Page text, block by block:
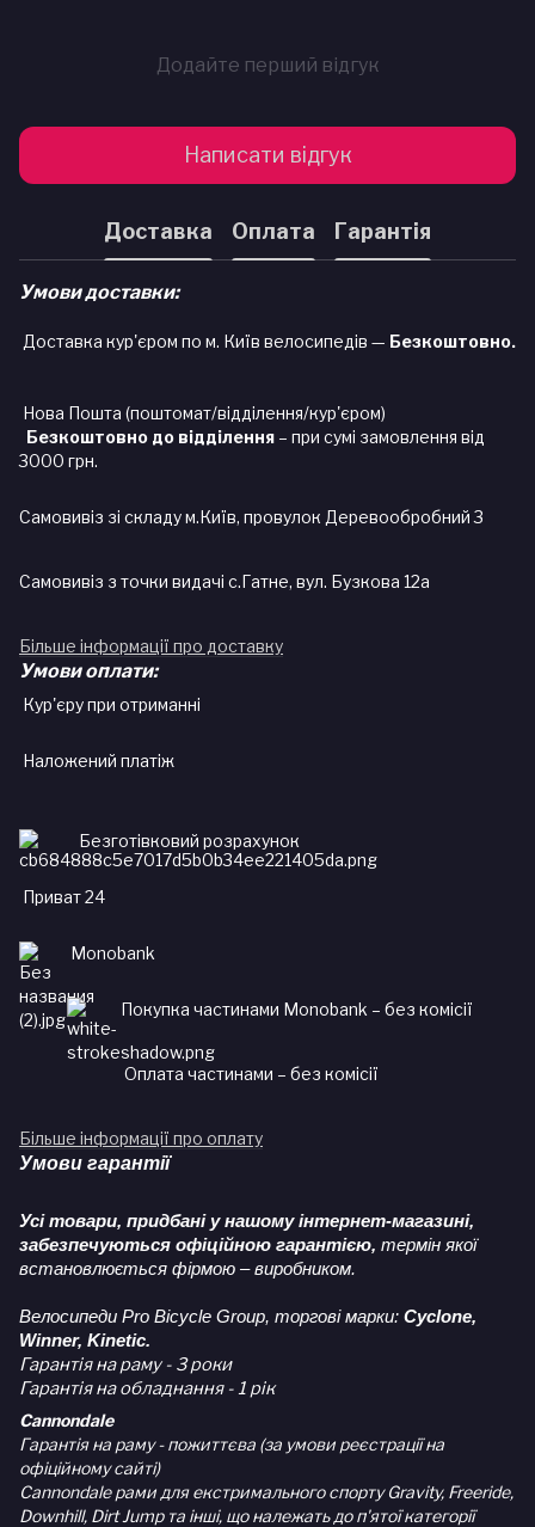
Додайте перший відгук
Написати відгук
Доставка Оплата Гарантія
Умови доставки:
Доставка кур'єром по м. Київ велосипедів — Безкоштовно.
Нова Пошта (поштомат/відділення/кур'єром)
Безкоштовно до відділення – при сумі замовлення від
3000 грн.
Самовивіз зі складу м.Київ, провулок Деревообробний 3
Самовивіз з точки видачі с.Гатне, вул. Бузкова 12а
Більше інформації про доставку
Умови оплати:
Кур'єру при отриманні
Наложений платіж
Безготівковий розрахунок
Приват 24
Monobank
Покупка частинами Monobank – без комісії
Оплата частинами – без комісії
Більше інформації про оплату
Умови гарантії
Усі товари, придбані у нашому інтернет-магазині,
забезпечуються офіційною гарантією, термін якої
встановлюється фірмою – виробником.
Велосипеди Pro Bicycle Group, торгові марки: Cyclone,
Winner, Kinetic.
Гарантія на раму - 3 роки
Гарантія на обладнання - 1 рік
Cannondale
Гарантія на раму - пожиттєва (за умови реєстрації на
офіційному сайті)
Cannondale рами для екстримального спорту Gravity, Freeride,
Downhill, Dirt Jump та інші, що належать до п'ятої категорії